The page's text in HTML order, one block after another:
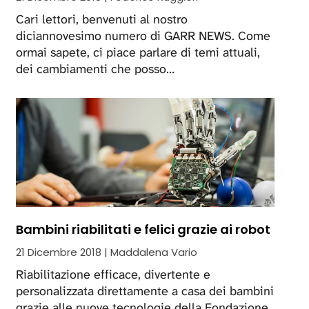
Cari lettori, benvenuti al nostro
diciannovesimo numero di GARR NEWS. Come
ormai sapete, ci piace parlare di temi attuali,
dei cambiamenti che posso…
Bambini riabilitati e felici grazie ai robot
21 Dicembre 2018 | Maddalena Vario
Riabilitazione efficace, divertente e
personalizzata direttamente a casa dei bambini